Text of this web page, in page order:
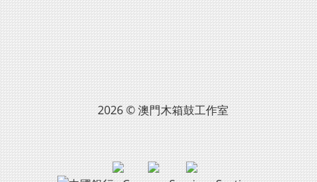
2026 © 澳門木箱鼓工作室